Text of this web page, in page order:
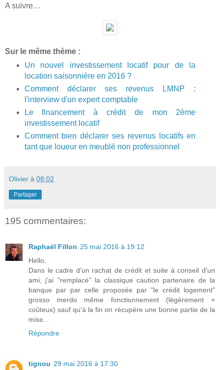
A suivre…
Sur le même thème :
Un nouvel investissement locatif pour de la
location saisonnière en 2016 ?
Comment déclarer ses revenus LMNP :
l'interview d'un expert comptable
Le financement à crédit de mon 2ème
investissement locatif
Comment bien déclarer ses revenus locatifs en
tant que loueur en meublé non professionnel
Olivier à 08:02
Partager
195 commentaires:
Raphaël Fillon 25 mai 2016 à 19:12
Hello,
Dans le cadre d'un rachat de crédit et suite à conseil d'un
ami, j'ai "remplacé" la classique caution partenaire de la
banque par par celle proposée par "le crédit logement"
grosso merdo même fonctionnement (légèrement +
coûteux) sauf qu'à la fin on récupère une bonne partie de la
mise...
Répondre
tignou 29 mai 2016 à 17:30